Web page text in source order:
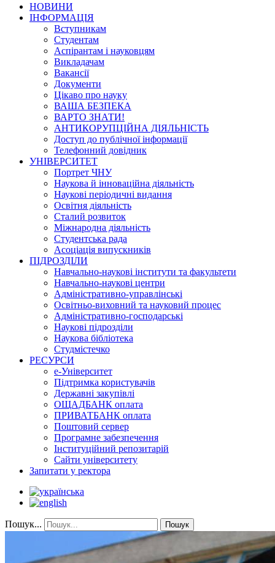
НОВИНИ
ІНФОРМАЦІЯ
Вступникам
Студентам
Аспірантам і науковцям
Викладачам
Вакансії
Документи
Цікаво про науку
ВАША БЕЗПЕКА
ВАРТО ЗНАТИ!
АНТИКОРУПЦІЙНА ДІЯЛЬНІСТЬ
Доступ до публічної інформації
Телефонний довідник
УНІВЕРСИТЕТ
Портрет ЧНУ
Наукова й інноваційна діяльність
Наукові періодичні видання
Освітня діяльність
Сталий розвиток
Міжнародна діяльність
Студентська рада
Асоціація випускників
ПІДРОЗДІЛИ
Навчально-наукові інститути та факультети
Навчально-наукові центри
Адміністративно-управлінські
Освітньо-виховний та науковий процес
Адміністративно-господарські
Наукові підрозділи
Наукова бібліотека
Студмістечко
РЕСУРСИ
е-Університет
Підтримка користувачів
Державні закупівлі
ОЩАДБАНК оплата
ПРИВАТБАНК оплата
Поштовий сервер
Програмне забезпечення
Інституційний репозитарій
Сайти університету
Запитати у ректора
Пошук... Пошук